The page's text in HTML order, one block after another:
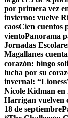
por primera vez
invierno: vuelve
caosCien cuentos
vientoPanorama
Jornadas
Magallanes
corazón: bingo
lucha por su
invernal:
Nicole Kidman en
Harrigan vuelven
18 de septiembre